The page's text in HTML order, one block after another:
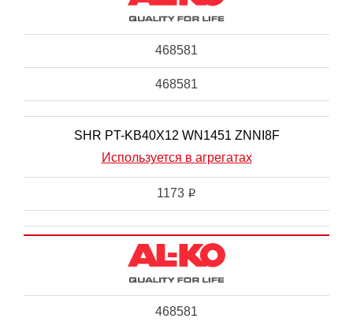
468581
468581
SHR PT-KB40X12 WN1451 ZNNI8F
Используется в агрегатах
1173 i
468581